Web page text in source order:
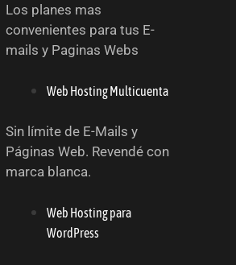
Los planes mas
convenientes para tus E-
mails y Paginas Webs
Web Hosting Multicuenta
Sin límite de E-Mails y
Páginas Web. Revendé con
marca blanca.
Web Hosting para
WordPress